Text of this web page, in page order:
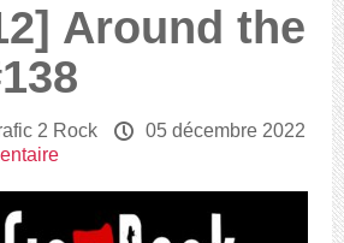
Around the
2 Rock P 05 décembre 2022